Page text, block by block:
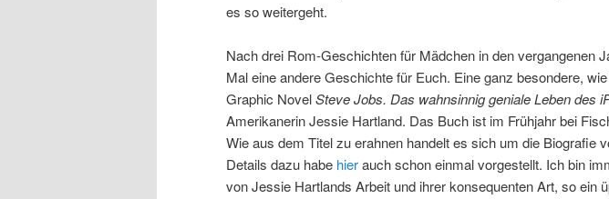
es so weitergeht.
Nach drei Rom-Geschichten für Mädchen in den vergangenen
Mal eine andere Geschichte für Euch. Eine ganz besondere,
Graphic NovelSteve Jobs. Das wahnsinnig geniale Leben des
Amerikanerin Jessie Hartland. Das Buch ist im Frühjahr bei
Wie aus dem Titel zu erahnen handelt es sich um die Biografie
Details dazu habe hierauch schon einmal vorgestellt. Ich bin
von Jessie Hartlands Arbeit und ihrer konsequenten Art, so ein